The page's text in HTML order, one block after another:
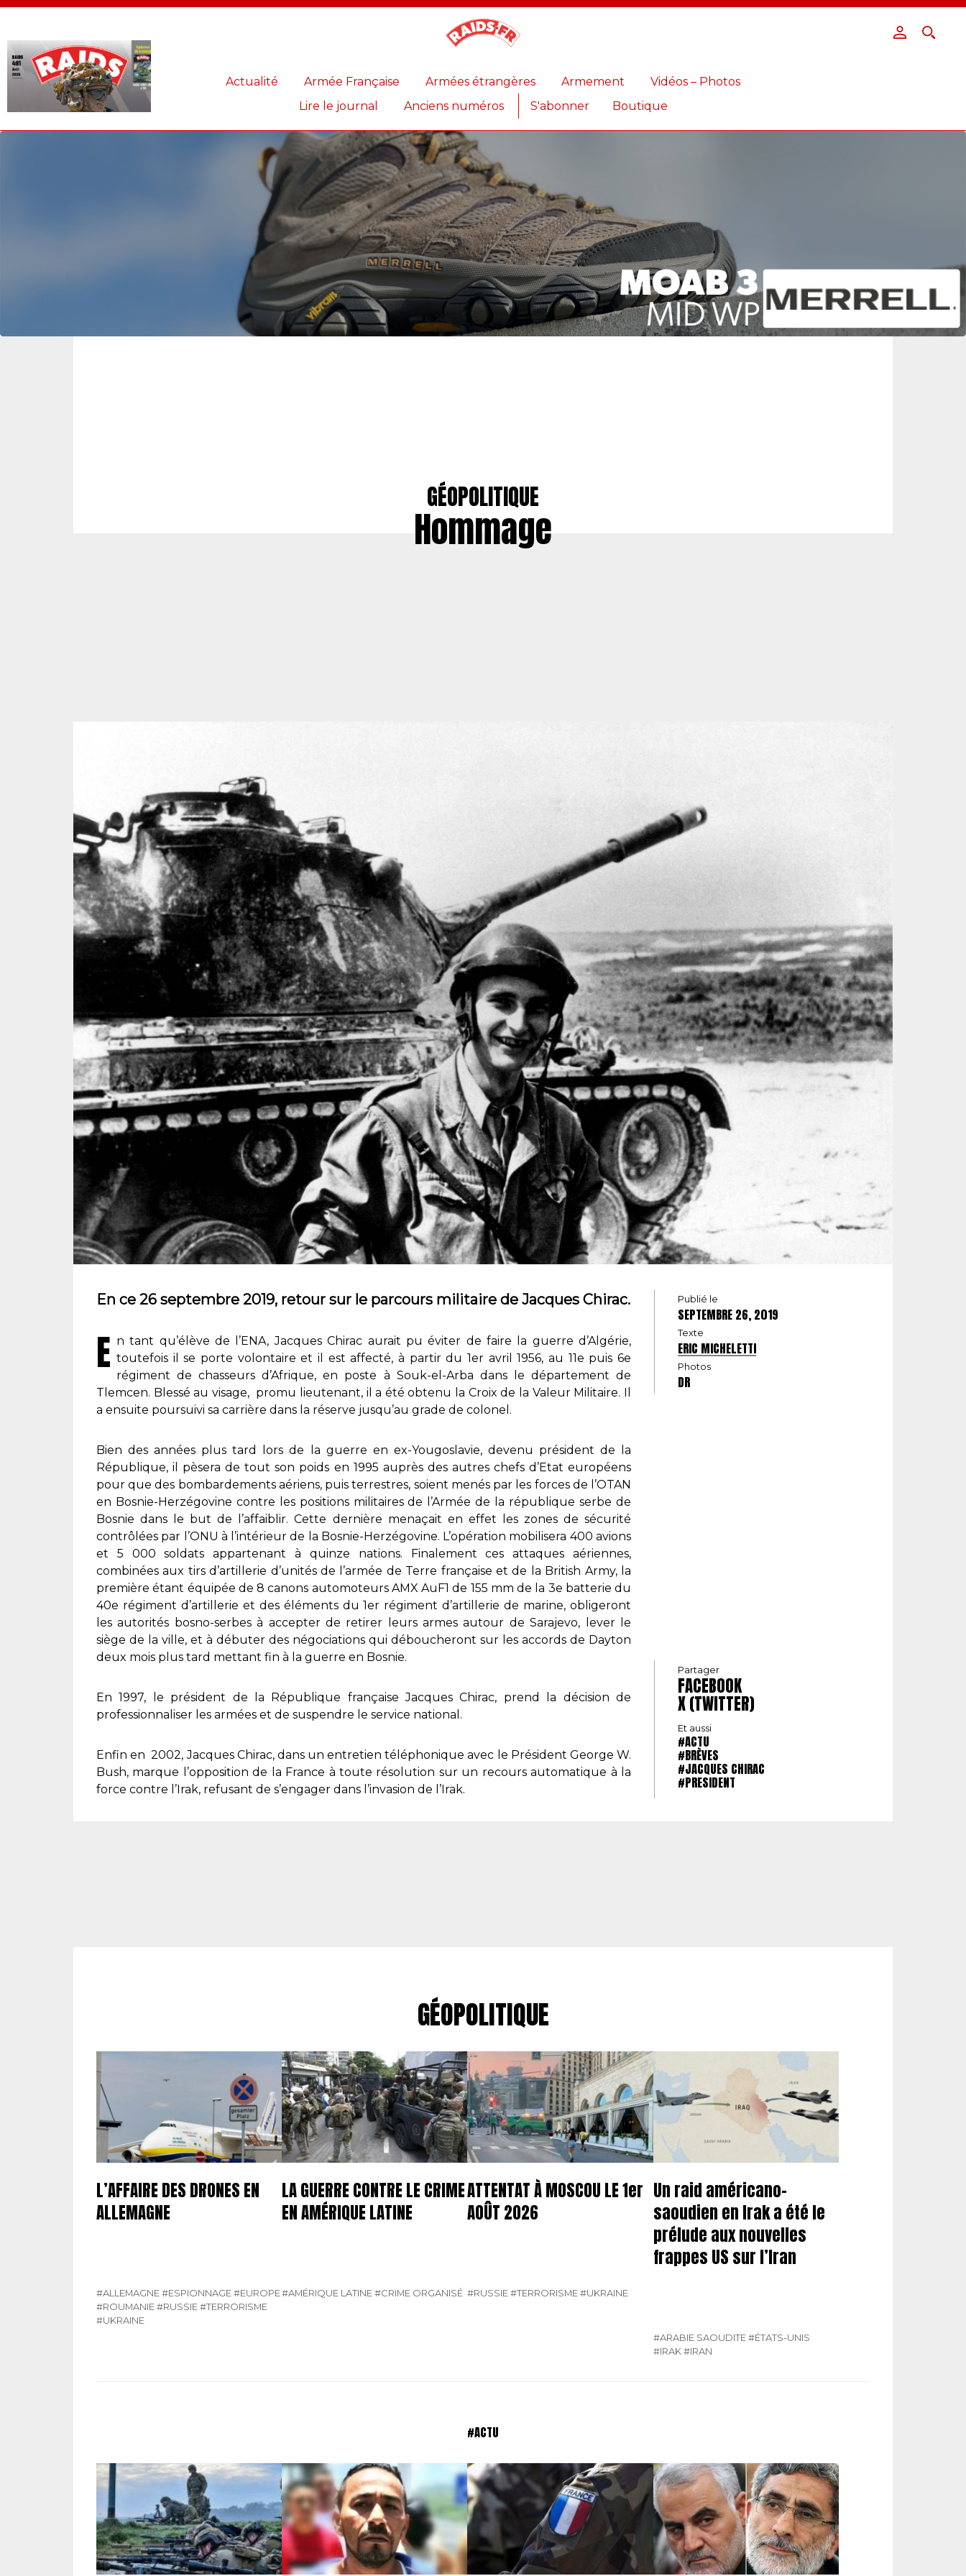
Actualité Armée Française Armées étrangères Armement
Vidéos – Photos
Lire le journal
Anciens numéros S'abonner Boutique
GÉOPOLITIQUE
Hommage
En ce 26 septembre 2019, retour sur le parcours militaire de Jacques Chirac.
E n tant qu’élève de l’ENA, Jacques Chirac aurait pu éviter de faire la guerre d’Algérie,
toutefois il se porte volontaire et il est affecté, à partir du 1er avril 1956, au 11e puis 6e
régiment de chasseurs d’Afrique, en poste à Souk-el-Arba dans le département de
Tlemcen. Blessé au visage, promu lieutenant, il a été obtenu la Croix de la Valeur Militaire. Il
a ensuite poursuivi sa carrière dans la réserve jusqu’au grade de colonel.
Bien des années plus tard lors de la guerre en ex-Yougoslavie, devenu président de la
République, il pèsera de tout son poids en 1995 auprès des autres chefs d’Etat européens
pour que des bombardements aériens, puis terrestres, soient menés par les forces de l’OTAN
en Bosnie-Herzégovine contre les positions militaires de l’Armée de la république serbe de
Bosnie dans le but de l’affaiblir. Cette dernière menaçait en effet les zones de sécurité
contrôlées par l’ONU à l’intérieur de la Bosnie-Herzégovine. L’opération mobilisera 400 avions
et 5 000 soldats appartenant à quinze nations. Finalement ces attaques aériennes,
combinées aux tirs d’artillerie d’unités de l’armée de Terre française et de la British Army, la
première étant équipée de 8 canons automoteurs AMX AuF1 de 155 mm de la 3e batterie du
40e régiment d’artillerie et des éléments du 1er régiment d’artillerie de marine, obligeront
les autorités bosno-serbes à accepter de retirer leurs armes autour de Sarajevo, lever le
siège de la ville, et à débuter des négociations qui déboucheront sur les accords de Dayton
deux mois plus tard mettant fin à la guerre en Bosnie.
En 1997, le président de la République française Jacques Chirac, prend la décision de
professionnaliser les armées et de suspendre le service national.
Enfin en 2002, Jacques Chirac, dans un entretien téléphonique avec le Président George W.
Bush, marque l’opposition de la France à toute résolution sur un recours automatique à la
force contre l’Irak, refusant de s’engager dans l’invasion de l’Irak.
Publié le
SEPTEMBRE 26, 2019
Texte
ERIC MICHELETTI
Photos
DR
Partager
FACEBOOK
X (TWITTER)
Et aussi
#ACTU
#BRÈVES
#JACQUES CHIRAC
#PRESIDENT
GÉOPOLITIQUE
L’AFFAIRE DES DRONES EN
ALLEMAGNE
#ALLEMAGNE#ESPIONNAGE#EUROPE
#ROUMANIE#RUSSIE#TERRORISME
#UKRAINE
LA GUERRE CONTRE LE CRIME
EN AMÉRIQUE LATINE
#AMÉRIQUE LATINE #CRIME ORGANISÉ
ATTENTAT À MOSCOU LE 1er
AOÛT 2026
#RUSSIE #TERRORISME #UKRAINE
Un raid américano-
saoudien en Irak a été le
prélude aux nouvelles
frappes US sur l’Iran
#ARABIE SAOUDITE #ÉTATS-UNIS
#IRAK #IRAN
#ACTU
Panneau de gestion des cookies